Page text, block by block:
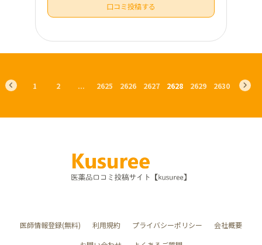
口コミ投稿する
1 2 ... 2625 2626 2627 2628 2629 2630
医師情報登録(無料) 利用規約 プライバシーポリシー
会社概要